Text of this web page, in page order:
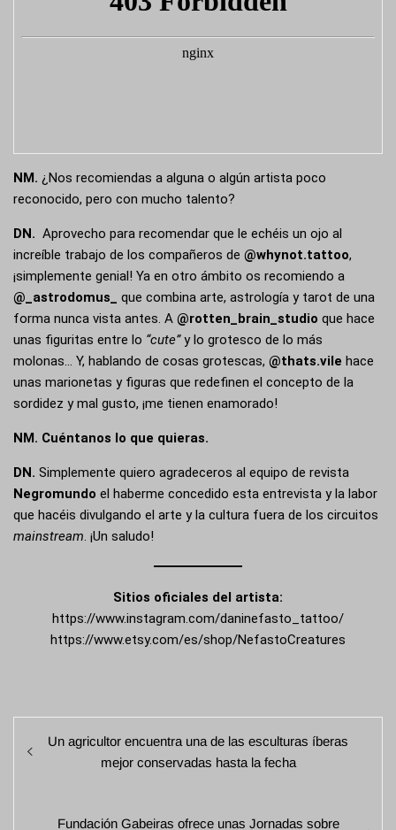
NM. ¿Nos recomiendas a alguna o algún artista poco
reconocido, pero con mucho talento?
DN. Aprovecho para recomendar que le echéis un ojo al
increíble trabajo de los compañeros de @whynot.tattoo,
¡simplemente genial! Ya en otro ámbito os recomiendo a
@_astrodomus_
que combina arte, astrología y tarot de una
forma nunca vista antes. A @rotten_brain_studio que hace
unas figuritas entre lo “cute”y lo grotesco de lo más
molonas… Y, hablando de cosas grotescas, @thats.vile hace
unas marionetas y figuras que redefinen el concepto de la
sordidez y mal gusto, ¡me tienen enamorado!
NM. Cuéntanos lo que quieras.
DN. Simplemente quiero agradeceros al equipo de revista
Negromundo el haberme concedido esta entrevista y la labor
que hacéis divulgando el arte y la cultura fuera de los circuitos
mainstream. ¡Un saludo!
Sitios oficiales del artista:
https://www.instagram.com/daninefasto_tattoo/
https://www.etsy.com/es/shop/NefastoCreatures
Navegación
de
Entrada
Un agricultor encuentra una de las esculturas íberas
mejor conservadas hasta la fecha
Entrada
Fundación Gabeiras ofrece unas Jornadas sobre